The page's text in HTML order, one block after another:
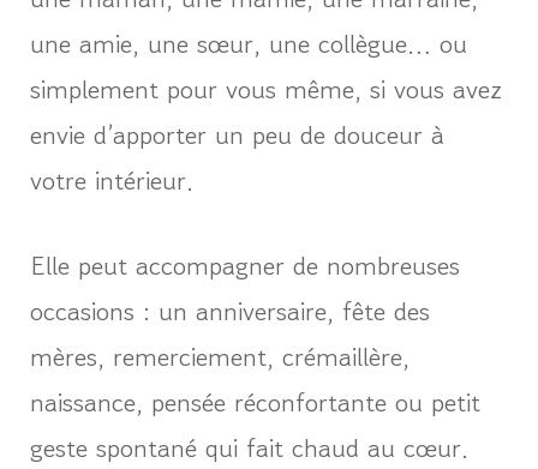
une amie, une sœur, une collègue… ou
simplement pour vous même, si vous avez
envie d’apporter un peu de douceur à
votre intérieur.
Elle peut accompagner de nombreuses
occasions : un anniversaire, fête des
mères, remerciement, crémaillère,
naissance, pensée réconfortante ou petit
geste spontané qui fait chaud au cœur.